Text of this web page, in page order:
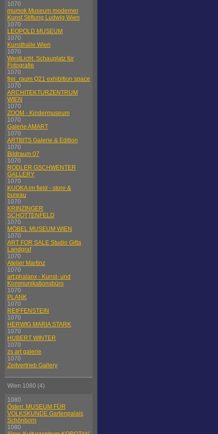
1070
mumok Museum moderner
Kunst Stiftung Ludwig Wien
1070
LEOPOLD MUSEUM
1070
Kunsthalle Wien
1070
WestLicht. Schauplatz für
Fotografie
1070
frei_raum Q21 exhibition space
1070
ARCHITEKTURZENTRUM
WIEN
1070
ZOOM - Kindermuseum
1070
Galerie AMART
1070
ARTBITS Galerie & Edition
1070
Bildraum 07
1070
RODLER GSCHWENTER
GALLERY
1070
KUOKA im field - store &
bureau
1070
KRINZINGER
SCHOTTENFELD
1070
MÖBEL MUSEUM WIEN
1070
ART FOR SALE Studio Gitta
Landgraf
1070
Atelier Martinz
1070
art:phalanx - Kunst- und
Kommunikationsbüro
1070
PLANK
1070
REIFFENSTEIN
1070
HERWIG MARIA STARK
1070
HUBERT WINTER
1070
zs art galerie
1070
Zeitvertrieb Gallery
Wien 1080 (4)
1080
Österr. MUSEUM FÜR
VOLKSKUNDE Gartenpalais
Schönborn
1080